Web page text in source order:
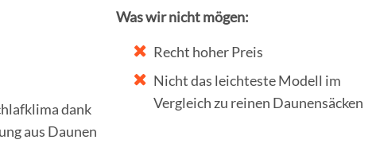
dank
aus Daunen
Was wir nicht mögen:
Recht hoher Preis
Nicht das leichteste Modell im
Vergleich zu reinen Daunensäcken